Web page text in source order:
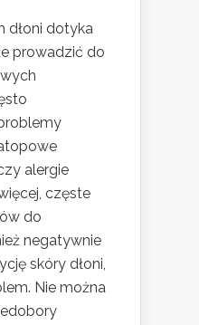
dłoni dotyka
prowadzić do
alergie
częste
do
negatywnie
skóry dłoni,
Nie można